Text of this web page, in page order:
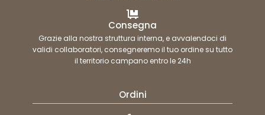
Consegna
Grazie alla nostra struttura interna, e avvalendoci di
validi collaboratori, consegneremo il tuo ordine su tutto
il territorio campano entro le 24h
Ordini